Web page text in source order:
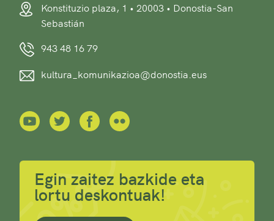
Konstituzio plaza, 1 • 20003 • Donostia-San
Sebastián
943 48 16 79
kultura_komunikazioa@donostia.eus
Egin zaitez bazkide eta
lortu deskontuak!